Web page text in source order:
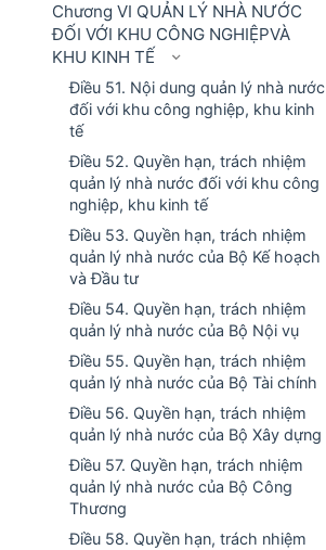
Chương VI QUẢN LÝ NHÀ NƯỚC
ĐỐI VỚI KHU CÔNG NGHIỆPVÀ
KHU KINH TẾ
Điều 51. Nội dung quản lý nhà nước
đối với khu công nghiệp, khu kinh
tế
Điều 52. Quyền hạn, trách nhiệm
quản lý nhà nước đối với khu công
nghiệp, khu kinh tế
Điều 53. Quyền hạn, trách nhiệm
quản lý nhà nước của Bộ Kế hoạch
và Đầu tư
Điều 54. Quyền hạn, trách nhiệm
quản lý nhà nước của Bộ Nội vụ
Điều 55. Quyền hạn, trách nhiệm
quản lý nhà nước của Bộ Tài chính
Điều 56. Quyền hạn, trách nhiệm
quản lý nhà nước của Bộ Xây dựng
Điều 57. Quyền hạn, trách nhiệm
quản lý nhà nước của Bộ Công
Thương
Điều 58. Quyền hạn, trách nhiệm